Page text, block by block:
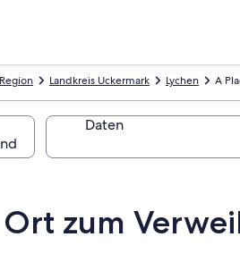
A
Lychen
Landkreis Uckermark
Daten
zum